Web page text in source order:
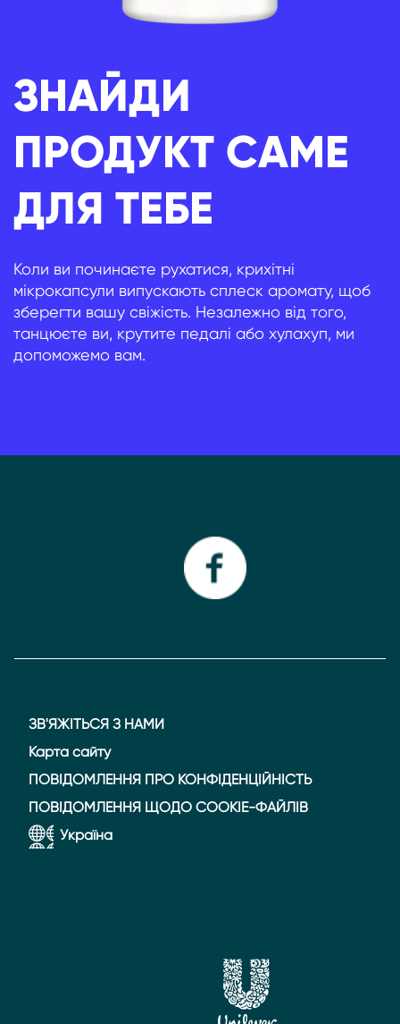
ЗНАЙДИ
ПРОДУКТ САМЕ
ДЛЯ ТЕБЕ
Коли ви починаєте рухатися, крихітні
мікрокапсули випускають сплеск аромату, щоб
зберегти вашу свіжість. Незалежно від того,
танцюєте ви, крутите педалі або хулахуп, ми
допоможемо вам.
ЗВ'ЯЖІТЬСЯ З НАМИ
Карта сайту
ПОВІДОМЛЕННЯ ПРО КОНФІДЕНЦІЙНІСТЬ
ПОВІДОМЛЕННЯ ЩОДО COOKIE-ФАЙЛІВ
Україна